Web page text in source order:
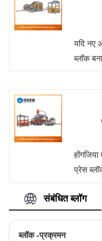
यदि नए
ब्लॉक
प्रेस
हमसे
संबंधित ब्लॉग
ब्लॉक -प्रक्रमन